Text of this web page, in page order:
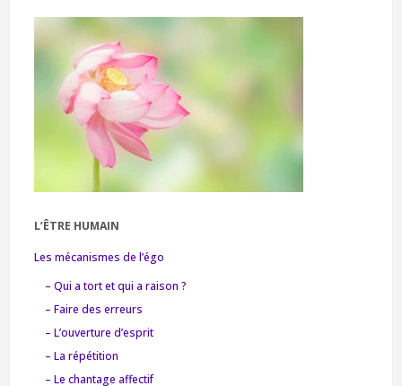
L’ÊTRE HUMAIN
Les mécanismes de l’égo
– Qui a tort et qui a raison ?
– Faire des erreurs
– L’ouverture d’esprit
– La répétition
– Le chantage affectif